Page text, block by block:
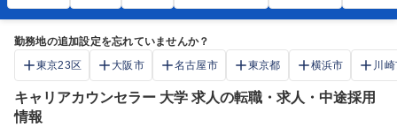
勤務地の追加設定を忘れていませんか？
東京23区
大阪市 名古屋市 東京都 横浜市 川
キャリアカウンセラー 大学 求人の転職・求人・中途採用
情報